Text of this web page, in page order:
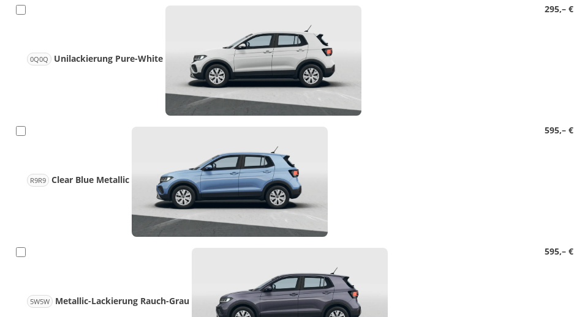
0Q0Q
295,– €
Unilackierung Pure-White
R9R9
595,– €
Clear Blue Metallic
5W5W
595,– €
Metallic-Lackierung Rauch-Grau